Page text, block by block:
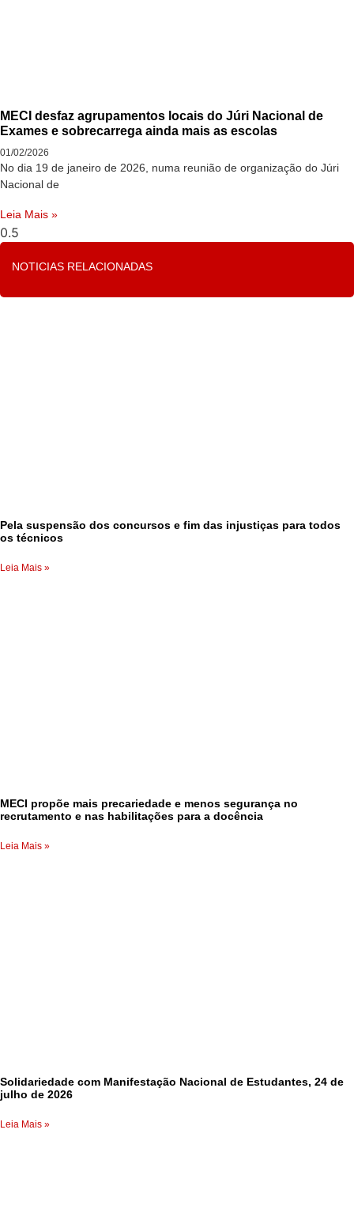
MECI desfaz agrupamentos locais do Júri Nacional de
Exames e sobrecarrega ainda mais as escolas
01/02/2026
No dia 19 de janeiro de 2026, numa reunião de organização do Júri
Nacional de
Leia Mais »
NOTICIAS RELACIONADAS
Pela suspensão dos concursos e fim das injustiças para todos
os técnicos
Leia Mais »
MECI propõe mais precariedade e menos segurança no
recrutamento e nas habilitações para a docência
Leia Mais »
Solidariedade com Manifestação Nacional de Estudantes, 24 de
julho de 2026
Leia Mais »